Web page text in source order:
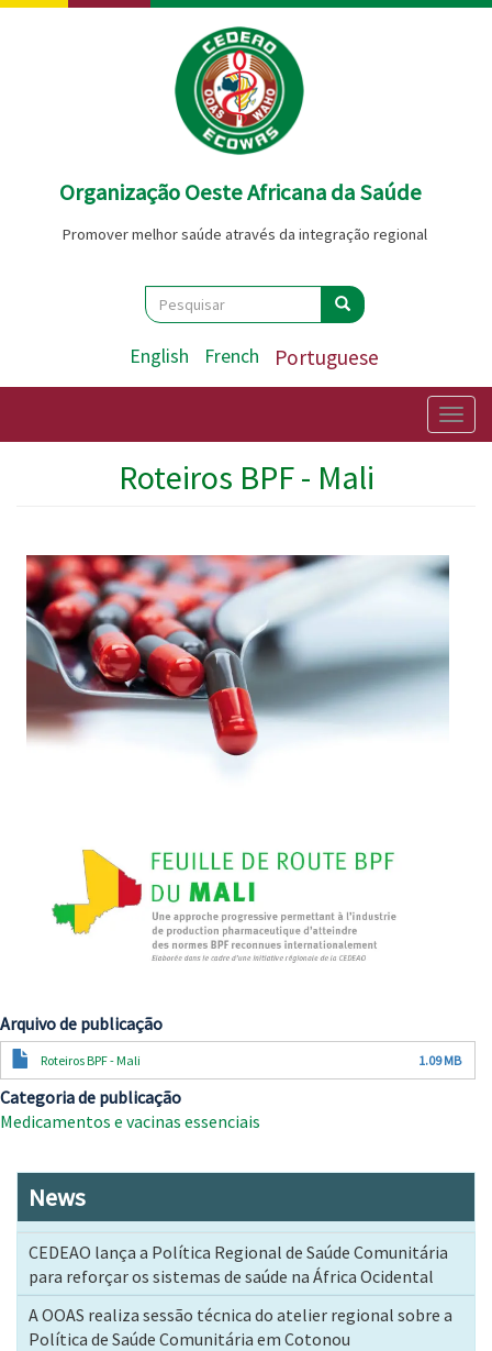
Passar
Organização Oeste Africana da Saúde
Promover melhor saúde através da integração regional
Search
Pesquisar Pesquisar
English French Portuguese
Roteiros BPF - Mali
Arquivo de publicação
Documento
Roteiros BPF - Mali 1.09 MB
Categoria de publicação
Medicamentos e vacinas essenciais
News
CEDEAO lança a Política Regional de Saúde Comunitária
para reforçar os sistemas de saúde na África Ocidental
A OOAS realiza sessão técnica do atelier regional sobre a
Política de Saúde Comunitária em Cotonou